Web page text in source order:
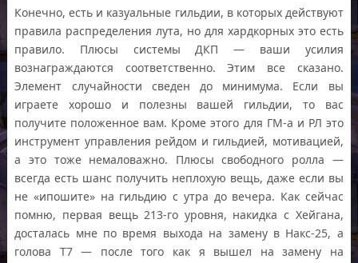
Конечно, есть и казуальные гильдии, в которых действуют
правила распределения лута, но для хардкорных это есть
правило. Плюсы системы ДКП — ваши усилия
вознаграждаются соответственно. Этим все сказано.
Элемент случайности сведен до минимума. Если вы
играете хорошо и полезны вашей гильдии, то вас
получите положенное вам. Кроме этого для ГМ-а и РЛ это
инструмент управления рейдом и гильдией, мотивацией,
а это тоже немаловажно. Плюсы свободного ролла —
всегда есть шанс получить неплохую вещь, даже если вы
не «ипошите» на гильдию с утра до вечера. Как сейчас
помню, первая вещь 213-го уровня, накидка с Хейгана,
досталась мне по время выхода на замену в Накс-25, а
голова Т7 — после того как я вышел на замену на